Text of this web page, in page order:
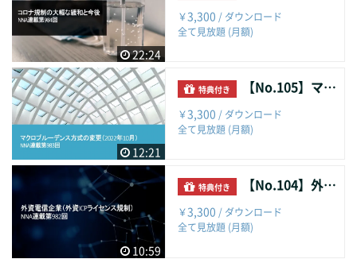
22:24
￥3,300 / ダウンロード
全て見放題 (月額)
12:21
特典付き 【No.105】マクロプルーデンス方式の変更（2022年10月）
￥3,300 / ダウンロード
全て見放題 (月額)
10:59
特典付き 【No.104】外資電信企業（外資ICPライセンス規制）
￥3,300 / ダウンロード
全て見放題 (月額)